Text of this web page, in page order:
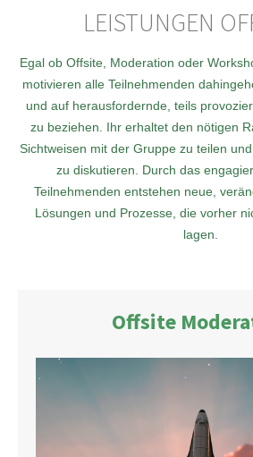
LEISTUNGEN
Egal ob Offsite, Moderation oder
motivieren alle Teilnehmenden
und auf herausfordernde, teils
zu beziehen. Ihr erhaltet den nötigen
Sichtweisen mit der Gruppe zu teilen
zu diskutieren. Durch das
Teilnehmenden entstehen neue,
Lösungen und Prozesse, die vorher
lagen.
Offsite